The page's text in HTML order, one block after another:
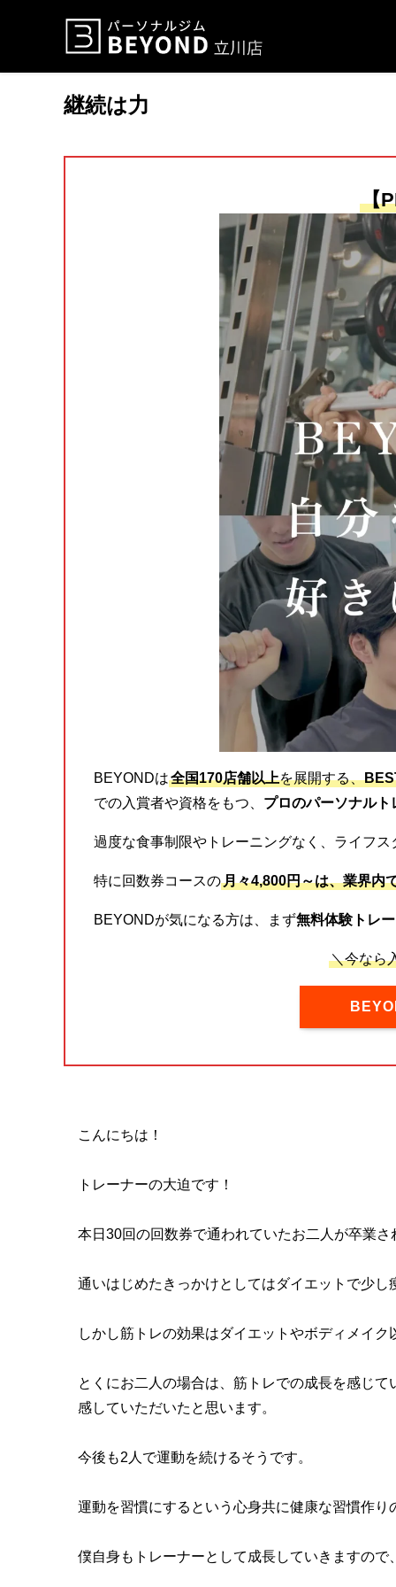
継続は力
【
BEYONDは全国170店舗以上を展開する、
での入賞者や資格をもつ、 プロのパーソナル
過度な食事制限やトレーニングなく、ライフ
特に回数券コースの月々4,800円～は、業界内
BEYONDが気になる方は、まず無料体験トレ
＼今なら
こんにちは！
トレーナーの大迫です！
本日30回の回数券で通われていたお二人が卒業
通いはじめたきっかけとしてはダイエットで少
しかし筋トレの効果はダイエットやボディメイ
とくにお二人の場合は、筋トレでの成長を感じ
感していただいたと思います。
今後も2人で運動を続けるそうです。
運動を習慣にするという心身共に健康な習慣作
僕自身もトレーナーとして成長していきますの